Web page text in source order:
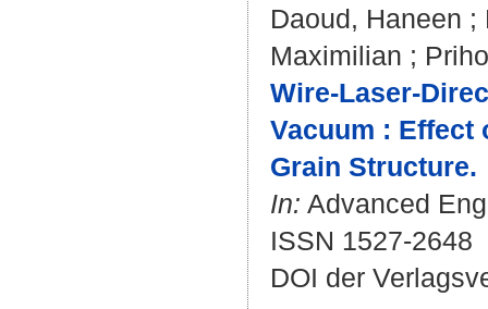
Daoud, Haneen ;
Maximilian ;
Wire-Laser-
Vacuum : Effect
Grain Structure.
In: Advanced
ISSN 1527-2648
DOI der